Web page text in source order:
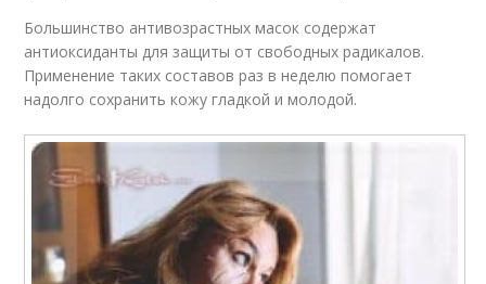
Большинство антивозрастных масок содержат
антиоксиданты для защиты от свободных радикалов.
Применение таких составов раз в неделю помогает
надолго сохранить кожу гладкой и молодой.